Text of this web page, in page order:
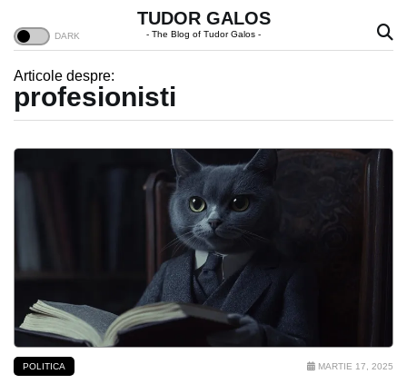
TUDOR GALOS
- The Blog of Tudor Galos -
Articole despre:
profesionisti
POLITICA MARTIE 17, 2025